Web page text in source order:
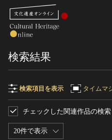
さらに
検索結果
検索項目を表示 タイムマ
20件で表示
チェックした関連作品の検索
検索項目
フリーワード